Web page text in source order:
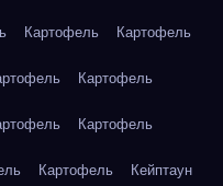
Картофель Картофель
Картофель
Картофель
Картофель Кейптаун